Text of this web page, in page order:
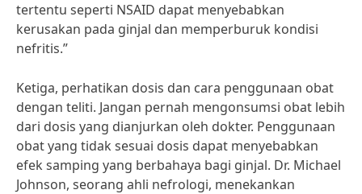
tertentu seperti NSAID dapat menyebabkan
kerusakan pada ginjal dan memperburuk kondisi
nefritis.”
Ketiga, perhatikan dosis dan cara penggunaan obat
dengan teliti. Jangan pernah mengonsumsi obat lebih
dari dosis yang dianjurkan oleh dokter. Penggunaan
obat yang tidak sesuai dosis dapat menyebabkan
efek samping yang berbahaya bagi ginjal. Dr. Michael
Johnson, seorang ahli nefrologi, menekankan